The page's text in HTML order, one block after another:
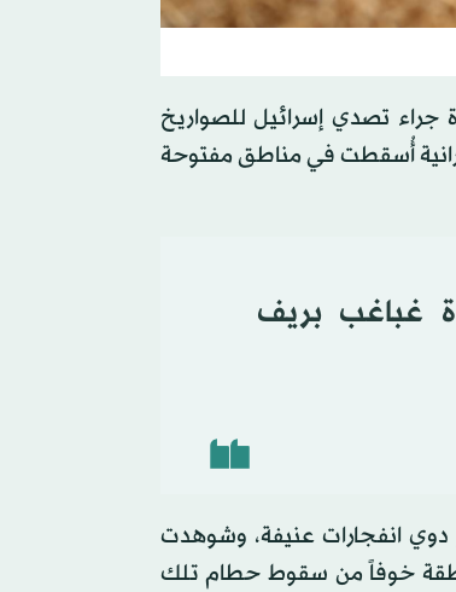
تصدي إسرائيل للصواريخ
أُسقطت في مناطق مفتوحة
غباغب بريف
دوي انفجارات عنيفة، وشوهدت
خوفاً من سقوط حطام تلك